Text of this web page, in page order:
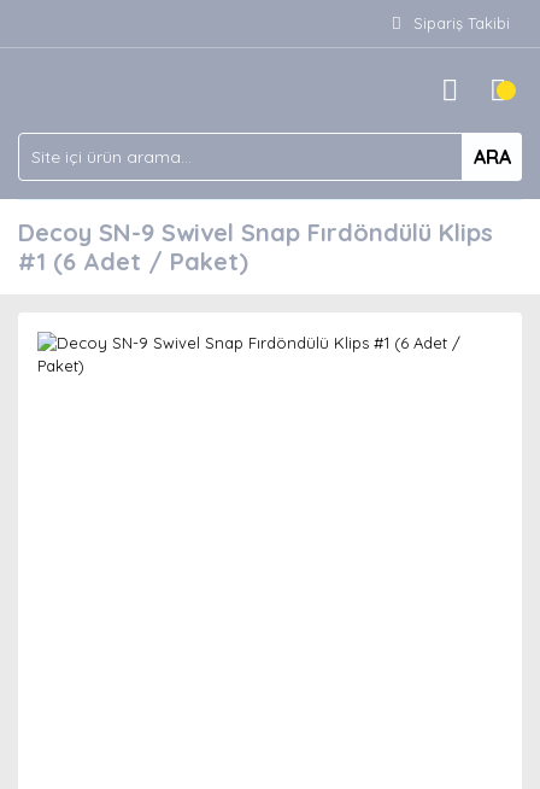
Sipariş Takibi
ARA
Decoy SN-9 Swivel Snap Fırdöndülü Klips
#1 (6 Adet / Paket)